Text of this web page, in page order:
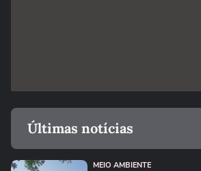
Últimas notícias
MEIO AMBIENTE